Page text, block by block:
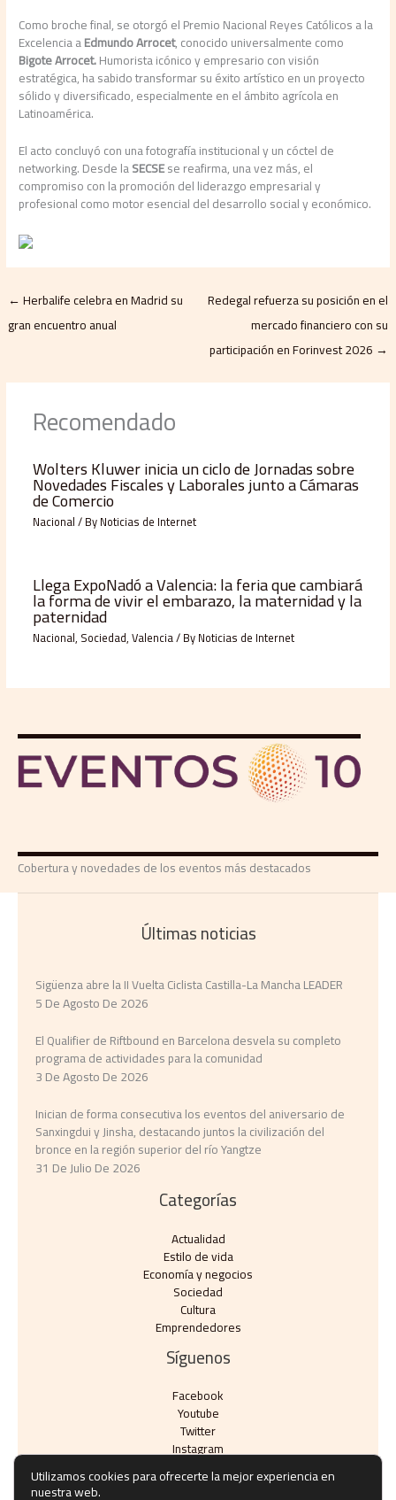
Como broche final, se otorgó el Premio Nacional Reyes Católicos a la
Excelencia aEdmundo Arrocet, conocido universalmente como
Bigote Arrocet.Humorista icónico y empresario con visión
estratégica, ha sabido transformar su éxito artístico en un proyecto
sólido y diversificado, especialmente en el ámbito agrícola en
Latinoamérica.
El acto concluyó con una fotografía institucional y un cóctel de
networking. Desde laSECSEse reafirma, una vez más, el
compromiso con la promoción del liderazgo empresarial y
profesional como motor esencial del desarrollo social y económico.
←Herbalife celebra en Madrid su
gran encuentro anual
Redegal refuerza su posición en el
mercado financiero con su
participación en Forinvest 2026 →
Recomendado
Wolters Kluwer inicia un ciclo de Jornadas sobre
Novedades Fiscales y Laborales junto a Cámaras
de Comercio
Nacional/ ByNoticias de Internet
Llega ExpoNadó a Valencia: la feria que cambiará
la forma de vivir el embarazo, la maternidad y la
paternidad
Nacional, Sociedad,Valencia/ ByNoticias de Internet
Cobertura y novedades de los eventos más destacados
Últimas noticias
Sigüenza abre la II Vuelta Ciclista Castilla-La Mancha LEADER
5 De Agosto De 2026
El Qualifier de Riftbound en Barcelona desvela su completo
programa de actividades para la comunidad
3 De Agosto De 2026
Inician de forma consecutiva los eventos del aniversario de
Sanxingdui y Jinsha, destacando juntos la civilización del
bronce en la región superior del río Yangtze
31 De Julio De 2026
Categorías
Actualidad
Estilo de vida
Economía y negocios​
Sociedad
Cultura
Emprendedores
Síguenos
Facebook
Youtube
Twitter
Instagram
Utilizamos cookies para ofrecerte la mejor experiencia en
nuestra web.